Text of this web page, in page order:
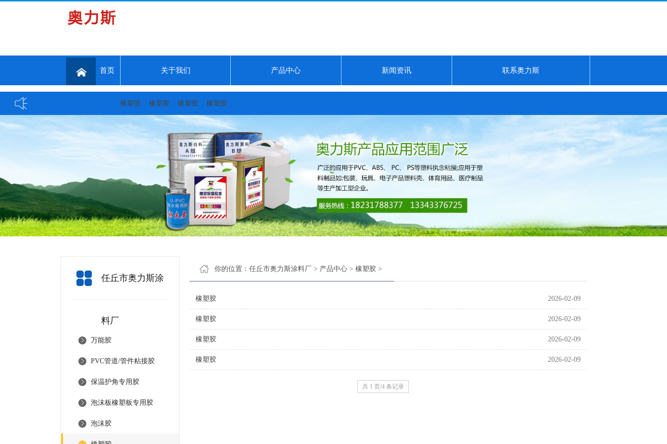
首页 关于我们 产品中心 新闻资讯 联系奥力斯
橡塑胶... 橡塑胶... 橡塑胶... 橡塑胶...
任丘市奥力斯涂
料厂
万能胶
PVC管道/管件粘接胶
保温护角专用胶
泡沫板橡塑板专用胶
泡沫胶
你的位置： 任丘市奥力斯涂料厂 > 产品中心 > 橡塑胶 >
橡塑胶 2026-02-09
橡塑胶 2026-02-09
橡塑胶 2026-02-09
橡塑胶 2026-02-09
共 1 页/4 条记录